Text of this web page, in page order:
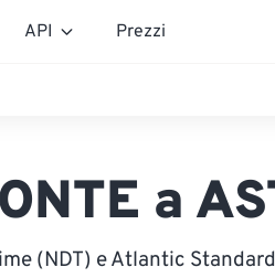
API Prezzi
a
(NDT) e Atlantic Standard